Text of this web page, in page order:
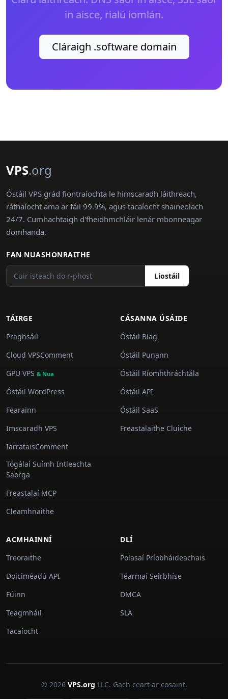
in aisce, rialú iomlán.
Cláraigh .software domain
VPS.org
Óstáil VPS grád fiontraíochta le himscaradh láithreach,
ráthaíocht ama ar fáil 99.9%, agus tacaíocht shaineolach
24/7. Cumhachtaigh d'fheidhmchláir lenár mbonneagar
domhanda.
FAN NUASHONRAITHE
Liostáil
TÁIRGE
Praghsáil
Cloud VPSComment
GPU VPS & Nua
Óstáil WordPress
Fearainn
Imscaradh VPS
IarrataisComment
Tógálaí Suímh Intleachta
Saorga
Freastalaí MCP
Cleamhnaithe
CÁSANNA ÚSÁIDE
Óstáil Blag
Óstáil Punann
Óstáil Ríomhthráchtála
Óstáil API
Óstáil SaaS
Freastalaithe Cluiche
ACMHAINNÍ
Treoraithe
Doiciméadú API
Fúinn
Teagmháil
Tacaíocht
DLÍ
Polasaí Príobháideachais
Téarmaí Seirbhíse
DMCA
SLA
© 2026 VPS.org LLC. Gach ceart ar cosaint.